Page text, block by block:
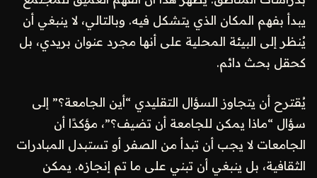
يبدأ بفهم المكان الذي يتشكل فيه. وبالتالي، لا ينبغي أن
يُنظر إلى البيئة المحلية على أنها مجرد عنوان بريدي، بل
كحقل بحث دائم.
يُقترح أن يتجاوز السؤال التقليدي “أين الجامعة؟” إلى
سؤال “ماذا يمكن للجامعة أن تضيف؟”، مؤكدًا أن
الجامعات لا يجب أن تبدأ من الصفر أو تستبدل المبادرات
الثقافية، بل ينبغي أن تبني على ما تم إنجازه. يمكن